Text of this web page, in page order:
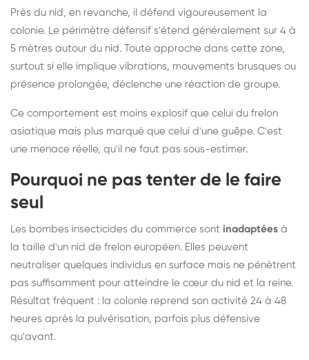
Près du nid, en revanche, il défend vigoureusement la
colonie. Le périmètre défensif s'étend généralement sur 4 à
5 mètres autour du nid. Toute approche dans cette zone,
surtout si elle implique vibrations, mouvements brusques ou
présence prolongée, déclenche une réaction de groupe.
Ce comportement est moins explosif que celui du frelon
asiatique mais plus marqué que celui d'une guêpe. C'est
une menace réelle, qu'il ne faut pas sous-estimer.
Pourquoi ne pas tenter de le faire
seul
Les bombes insecticides du commerce sont inadaptées à
la taille d'un nid de frelon européen. Elles peuvent
neutraliser quelques individus en surface mais ne pénètrent
pas suffisamment pour atteindre le cœur du nid et la reine.
Résultat fréquent : la colonie reprend son activité 24 à 48
heures après la pulvérisation, parfois plus défensive
qu'avant.